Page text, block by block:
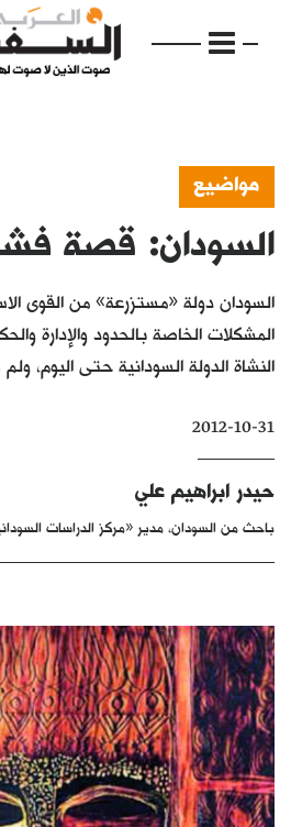
الرئيسية
إفتتاحية
فكرة
دفاتر
كتّابنا
الأرشيف
مواضيع
السودان: قصة
السودان دولة «مستزرعة» من القوى
المشكلات الخاصة بالحدود والإدارة
النشاة الدولة السودانية حتى اليوم،
2012-10-31
حيدر ابراهيم علي
باحث من السودان، مدير «مركز الدراسات